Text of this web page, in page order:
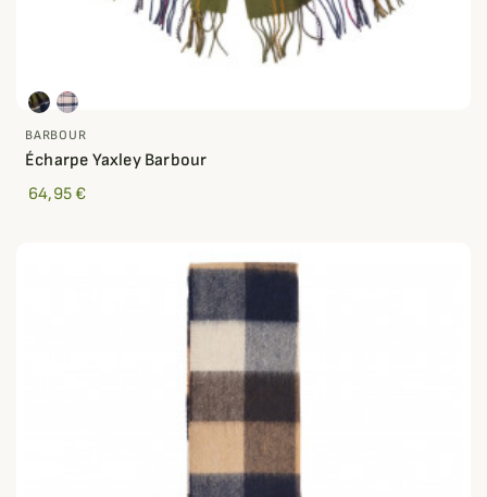
BARBOUR
Écharpe Yaxley Barbour
64,95 €